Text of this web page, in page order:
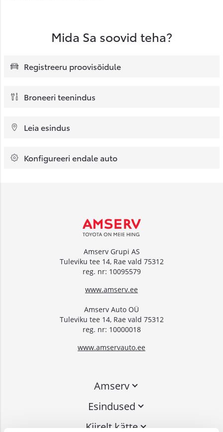
Mida Sa soovid teha?
Registreeru proovisõidule
Broneeri teenindus
Leia esindus
Konfigureeri endale auto
Amserv Grupi AS
Tuleviku tee 14, Rae vald 75312
reg. nr: 10095579
www.amserv.ee
Amserv Auto OÜ
Tuleviku tee 14, Rae vald 75312
reg. nr: 10000018
www.amservauto.ee
Amserv
Esindused
Kiirelt kätte